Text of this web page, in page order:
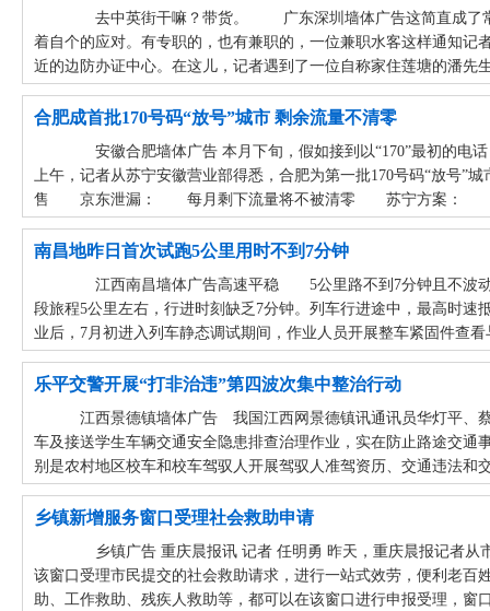
去中英街干嘛？带货。 广东深圳墙体广告这简直成了常
着自个的应对。有专职的，也有兼职的，一位兼职水客这样通
近的边防办证中心。在这儿，记者遇到了一位自称家住莲塘的潘
合肥成首批170号码“放号”城市 剩余流量不清零
安徽合肥墙体广告 本月下旬，假如接到以“170”最初的电话
上午，记者从苏宁安徽营业部得悉，合肥为第一批170号码“
售 京东泄漏： 每月剩下流量将不被清零 苏宁方案： “
南昌地昨日首次试跑5公里用时不到7分钟
江西南昌墙体广告高速平稳 5公里路不到7分钟且不波动
段旅程5公里左右，行进时刻缺乏7分钟。列车行进途中，最高时
业后，7月初进入列车静态调试期间，作业人员开展整车紧固件查
乐平交警开展“打非治违”第四波次集中整治行动
江西景德镇墙体广告 我国江西网景德镇讯通讯员华灯平、
车及接送学生车辆交通安全隐患排查治理作业，实在防止路途交
别是农村地区校车和校车驾驭人开展驾驭人准驾资历、交通违法和
乡镇新增服务窗口受理社会救助申请
乡镇广告 重庆晨报讯 记者 任明勇 昨天，重庆晨报记者从
该窗口受理市民提交的社会救助请求，进行一站式效劳，便利
助、工作救助、残疾人救助等，都可以在该窗口进行申报受理，